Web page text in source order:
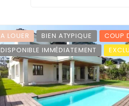
A LOUER BIEN ATYPIQUE
COUP
DISPONIBLE IMMÉDIATEMENT